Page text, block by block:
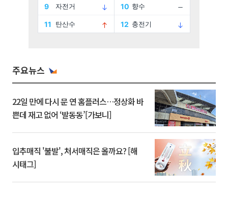
주요뉴스
22일 만에 다시 문 연 홈플러스…정상화 바
쁜데 재고 없어 ‘발동동’[가보니]
입추매직 '불발', 처서매직은 올까요? [해
시태그]